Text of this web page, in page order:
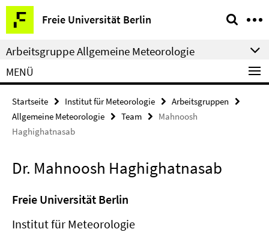
Springe
direkt
zu
Inhalt
Freie Universität Berlin
Service-
Navigation
Arbeitsgruppe Allgemeine Meteorologie
MENÜ
Startseite Institut für Meteorologie
Arbeitsgruppen
Allgemeine Meteorologie
Team
Mahnoosh
Haghighatnasab
Dr. Mahnoosh Haghighatnasab
Freie Universität Berlin
Institut für Meteorologie